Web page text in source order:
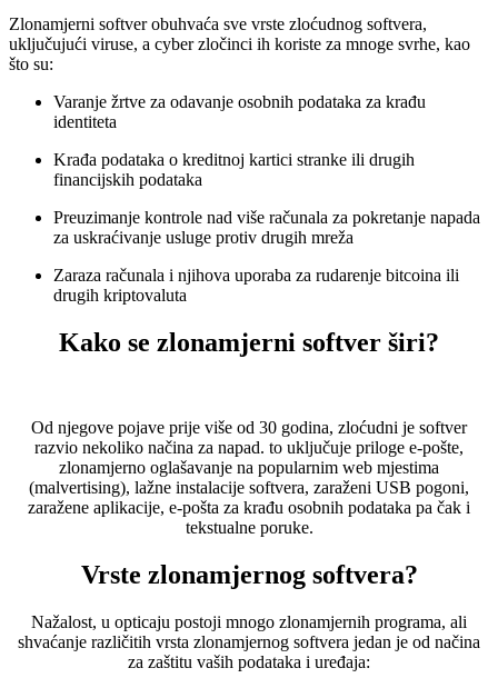
Zlonamjerni softver obuhvaća sve vrste zloćudnog softvera,
uključujući viruse, a cyber zločinci ih koriste za mnoge svrhe, kao
što su:
Varanje žrtve za odavanje osobnih podataka za krađu
identiteta
Krađa podataka o kreditnoj kartici stranke ili drugih
financijskih podataka
Preuzimanje kontrole nad više računala za pokretanje napada
za uskraćivanje usluge protiv drugih mreža
Zaraza računala i njihova uporaba za rudarenje bitcoina ili
drugih kriptovaluta
Kako se zlonamjerni softver širi?
Od njegove pojave prije više od 30 godina, zloćudni je softver
razvio nekoliko načina za napad. to uključuje priloge e-pošte,
zlonamjerno oglašavanje na popularnim web mjestima
(malvertising), lažne instalacije softvera, zaraženi USB pogoni,
zaražene aplikacije, e-pošta za krađu osobnih podataka pa čak i
tekstualne poruke.
Vrste zlonamjernog softvera?
Nažalost, u opticaju postoji mnogo zlonamjernih programa, ali
shvaćanje različitih vrsta zlonamjernog softvera jedan je od načina
za zaštitu vaših podataka i uređaja: